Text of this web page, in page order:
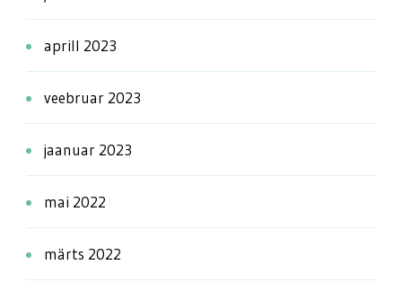
aprill 2023
veebruar 2023
jaanuar 2023
mai 2022
märts 2022